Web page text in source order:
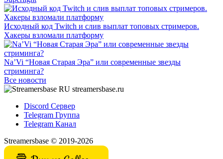
Исходный код Twitch и слив выплат топовых стримеров.
Хакеры взломали платформу
Na’Vi “Новая Старая Эра” или современные звезды
стриминга?
Все новости
streamersbase.ru
Discord Сервер
Telegram Группа
Telegram Канал
Streamersbase © 2019-2026